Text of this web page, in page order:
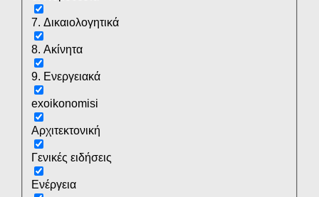
7. Δικαιολογητικά
8. Ακίνητα
9. Ενεργειακά
exoikonomisi
Αρχιτεκτονική
Γενικές ειδήσεις
Ενέργεια